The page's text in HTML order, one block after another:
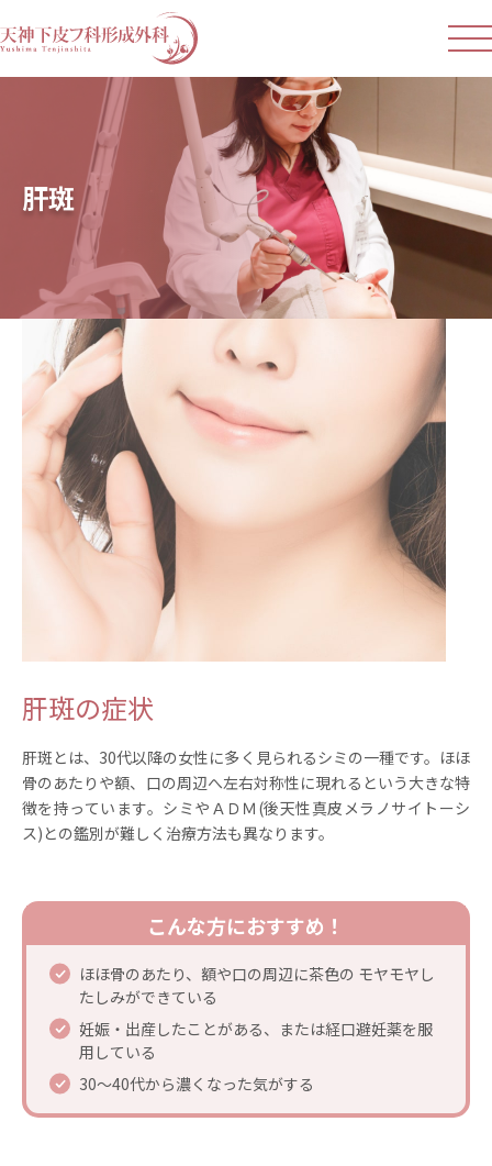
お悩みから探す
しみ・そばかす・くすみ
肝斑
ハリ・たるみ
しわ
いぼ・ほくろ
生まれつきのあざ
ニキビ・大人ニキビ・肌質改善
ニキビ跡・傷跡
小顔
医療脱毛
多汗症・ワキガ
いびき
APTOS糸リフト
その他
当院について
院長紹介
診療案内
よくあるご質問
料金について
アクセス
肝斑
肝斑の症状
肝斑とは、30代以降の女性に多く見られるシミの一種です。ほほ
骨のあたりや額、口の周辺へ左右対称性に現れるという大きな特
徴を持っています。シミやＡＤＭ(後天性真皮メラノサイトーシ
ス)との鑑別が難しく治療方法も異なります。
こんな方におすすめ！
ほほ骨のあたり、額や口の周辺に茶色の モヤモヤし
たしみができている
妊娠・出産したことがある、または経口避妊薬を服
用している
30～40代から濃くなった気がする